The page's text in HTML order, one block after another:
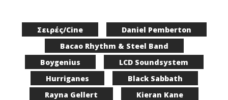
Σειρές/Cine
Daniel Pemberton
Bacao Rhythm & Steel Band
Boygenius
LCD Soundsystem
Hurriganes
Black Sabbath
Rayna Gellert
Kieran Kane